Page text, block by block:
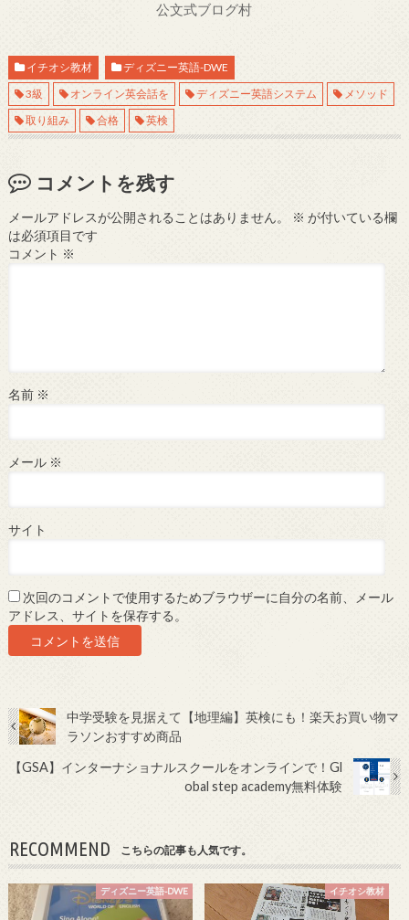
公文式ブログ村
イチオシ教材
ディズニー英語-DWE
3級
オンライン英会話を ディズニー英語システム
メソッド
取り組み
合格 英検
コメントを残す
メールアドレスが公開されることはありません。 ※ が付いている欄
は必須項目です
コメント ※
名前 ※
メール ※
サイト
次回のコメントで使用するためブラウザーに自分の名前、メール
アドレス、サイトを保存する。
中学受験を見据えて【地理編】英検にも！楽天お買い物マ
ラソンおすすめ商品
【GSA】インターナショナルスクールをオンラインで！Gl
obal step academy無料体験
RECOMMEND こちらの記事も人気です。
ディズニー英語-DWE イチオシ教材